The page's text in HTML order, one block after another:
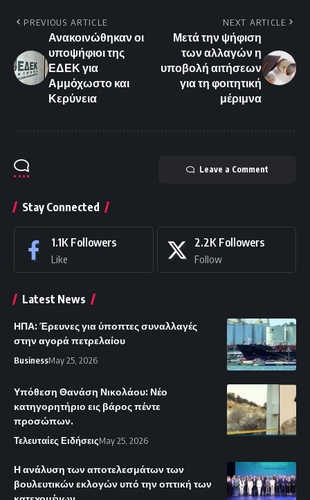
PREVIOUS ARTICLE
Ανακοινώθηκαν οι
υποψήφιοι της
ΕΔΕΚ για
Αμμόχωστο και
Κερύνεια
NEXT ARTICLE
Μετά την ψήφιση
των αλλαγών η
υποβολή αιτήσεων
για τη φοιτητική
μέριμνα
Leave a Comment
Stay Connected
1.1K Followers
Like
2.2K Followers
Follow
Latest News
ΗΠΑ: Έρευνες για ύποπτες συναλλαγές
στην αγορά πετρελαίου
BusinessMay 25, 2026
Υπόθεση Θανάση Νικολάου: Νέο
κατηγορητήριο εις βάρος πέντε
προσώπων.
Τελευταίες ΕιδήσειςMay 25, 2026
Η ανάλυση των αποτελεσμάτων των
βουλευτικών εκλογών υπό την οπτική των